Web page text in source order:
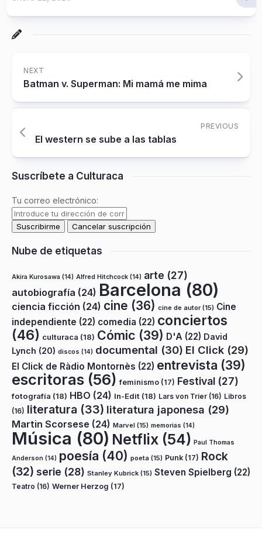
NEXT
Batman v. Superman: Mi mamá me mima
PREVIOUS
El western se sube a las tablas
Suscríbete a Culturaca
Tu correo electrónico:
Nube de etiquetas
Akira Kurosawa (14) Alfred Hitchcock (14) arte (27)
autobiografía (24) Barcelona (80)
ciencia ficción (24) cine (36) cine de autor(15) Cine
independiente (22) comedia (22) conciertos
(46) culturaca (18) Cómic (39) D'A (22) David
Lynch (20) discos (14) documental (30) El Click (29)
El Click de Ràdio Montornès (22) entrevista (39)
escritoras (56) feminismo (17) Festival (27)
fotografía (18) HBO (24) In-Edit (18) Lars von Trier (16) Libros
(16) literatura (33) literatura japonesa (29)
Martin Scorsese (24) Marvel (15) memorias (14)
Música (80) Netflix (54) Paul Thomas
Anderson (14) poesía (40) poeta (15) Punk (17) Rock
(32) serie (28) Stanley Kubrick (15) Steven Spielberg (22)
Teatro (16) Werner Herzog (17)